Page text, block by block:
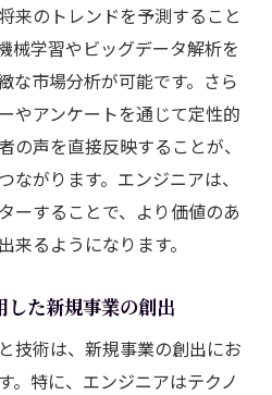
来のトレンドを予測すること
械学習やビッグデータ解析を
な市場分析が可能です。さら
やアンケートを通じて定性的
の声を直接反映することが、
がります。エンジニアは、
ーすることで、より価値のあ
来るようになります。
した新規事業の創出
技術は、新規事業の創出にお
。特に、エンジニアはテクノ